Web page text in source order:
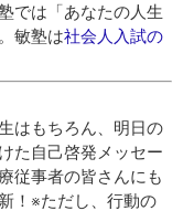
では「あなたの人生
敏塾は社会人入試の
はもちろん、明日の
た自己啓発メッセー
従事者の皆さんにも
！※ただし、行動の